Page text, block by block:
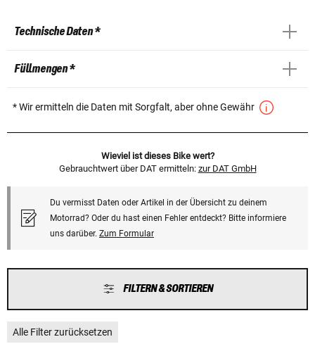
Technische Daten *
Füllmengen *
* Wir ermitteln die Daten mit Sorgfalt, aber ohne Gewähr
Wieviel ist dieses Bike wert?
Gebrauchtwert über DAT ermitteln: zur DAT GmbH
Du vermisst Daten oder Artikel in der Übersicht zu deinem
Motorrad? Oder du hast einen Fehler entdeckt? Bitte informiere
uns darüber. Zum Formular
FILTERN & SORTIEREN
Alle Filter zurücksetzen